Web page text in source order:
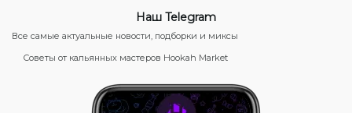
Наш Telegram
Все самые актуальные новости, подборки и миксы
Советы от кальянных мастеров Hookah Market